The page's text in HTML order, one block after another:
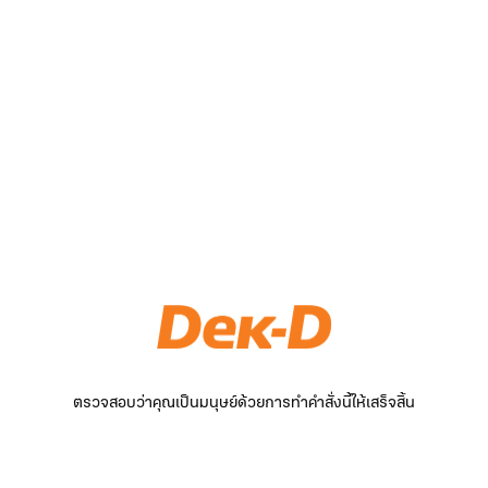
ตรวจสอบว่าคุณเป็นมนุษย์ด้วยการทำคำสั่งนี้ให้เสร็จสิ้น